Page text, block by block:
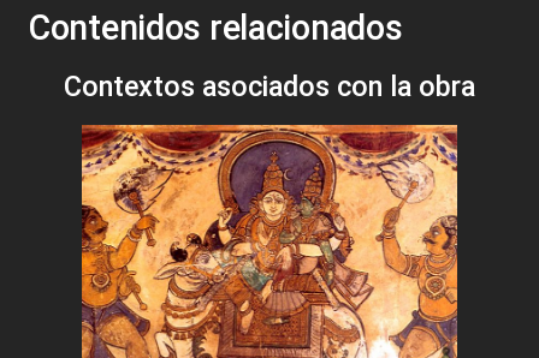
Contenidos relacionados
Contextos asociados con la obra